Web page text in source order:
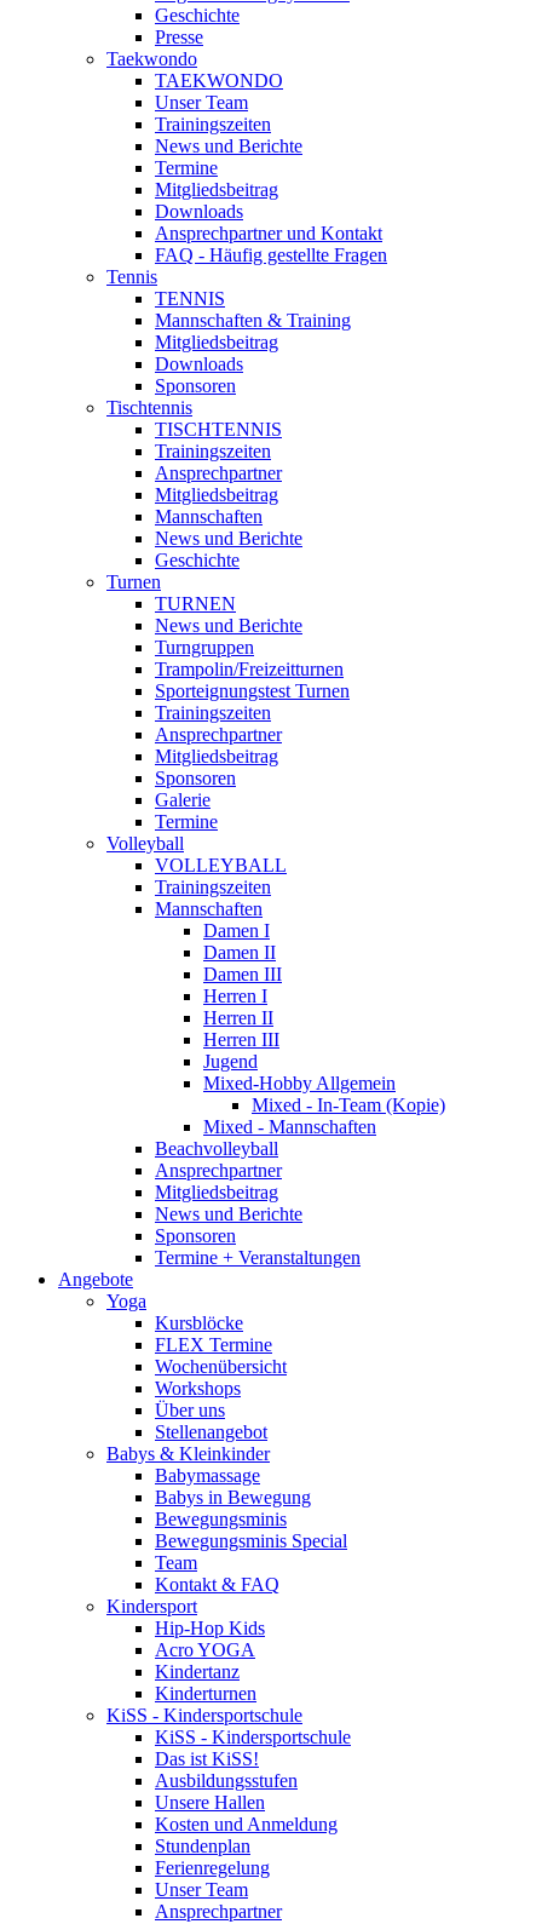
Geschichte
Presse
Taekwondo
TAEKWONDO
Unser Team
Trainingszeiten
News und Berichte
Termine
Mitgliedsbeitrag
Downloads
Ansprechpartner und Kontakt
FAQ - Häufig gestellte Fragen
Tennis
TENNIS
Mannschaften & Training
Mitgliedsbeitrag
Downloads
Sponsoren
Tischtennis
TISCHTENNIS
Trainingszeiten
Ansprechpartner
Mitgliedsbeitrag
Mannschaften
News und Berichte
Geschichte
Turnen
TURNEN
News und Berichte
Turngruppen
Trampolin/Freizeitturnen
Sporteignungstest Turnen
Trainingszeiten
Ansprechpartner
Mitgliedsbeitrag
Sponsoren
Galerie
Termine
Volleyball
VOLLEYBALL
Trainingszeiten
Mannschaften
Damen I
Damen II
Damen III
Herren I
Herren II
Herren III
Jugend
Mixed-Hobby Allgemein
Mixed - In-Team (Kopie)
Mixed - Mannschaften
Beachvolleyball
Ansprechpartner
Mitgliedsbeitrag
News und Berichte
Sponsoren
Termine + Veranstaltungen
Angebote
Yoga
Kursblöcke
FLEX Termine
Wochenübersicht
Workshops
Über uns
Stellenangebot
Babys & Kleinkinder
Babymassage
Babys in Bewegung
Bewegungsminis
Bewegungsminis Special
Team
Kontakt & FAQ
Kindersport
Hip-Hop Kids
Acro YOGA
Kindertanz
Kinderturnen
KiSS - Kindersportschule
KiSS - Kindersportschule
Das ist KiSS!
Ausbildungsstufen
Unsere Hallen
Kosten und Anmeldung
Stundenplan
Ferienregelung
Unser Team
Ansprechpartner